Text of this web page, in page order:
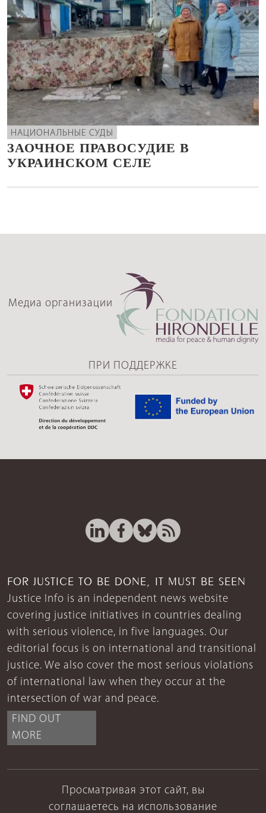
Просматривая этот сайт, вы
соглашаетесь на использование
НАЦИОНАЛЬНЫЕ СУДЫ
ЗАОЧНОЕ ПРАВОСУДИЕ В
УКРАИНСКОМ СЕЛЕ
Медиа организации
ПРИ ПОДДЕРЖКЕ
FOR JUSTICE TO BE DONE, IT MUST BE SEEN
Justice Info is an independent news website
covering justice initiatives in countries dealing
with serious violence, in five languages. Our
editorial focus is on international and transitional
justice. We also cover the most serious violations
of international law when they occur at the
intersection of war and peace.
FIND OUT
MORE